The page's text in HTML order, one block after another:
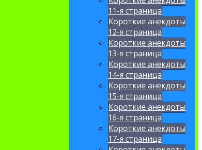
11-я страница
Короткие анекдоты
12-я страница
Короткие анекдоты
13-я страница
Короткие анекдоты
14-я страница
Короткие анекдоты
15-я страница
Короткие анекдоты
16-я страница
Короткие анекдоты
17-я страница